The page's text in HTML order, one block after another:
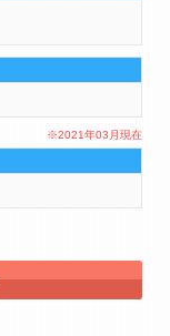
※2021年03月現在